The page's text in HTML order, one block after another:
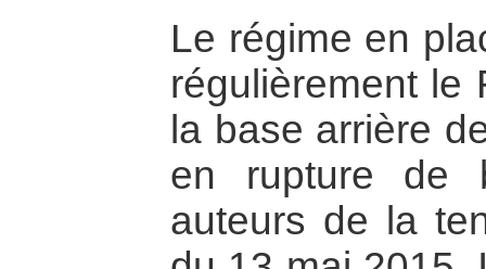
Le régime en
régulièrement le
la base arrière
en rupture de
auteurs de la